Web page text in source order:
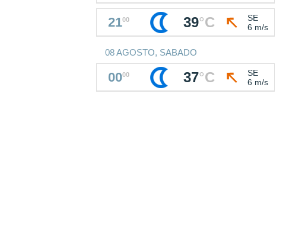
2100 39°C
SE
6 m/s
08 AGOSTO, SABADO
0000 37°C
SE
6 m/s